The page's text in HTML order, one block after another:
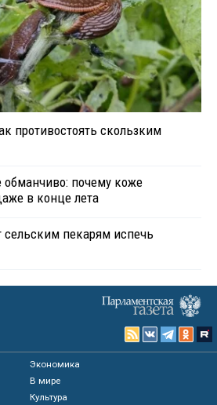
противостоять скользким
обманчиво: почему коже
в конце лета
сельским пекарям испечь
Экономика
В мире
Культура